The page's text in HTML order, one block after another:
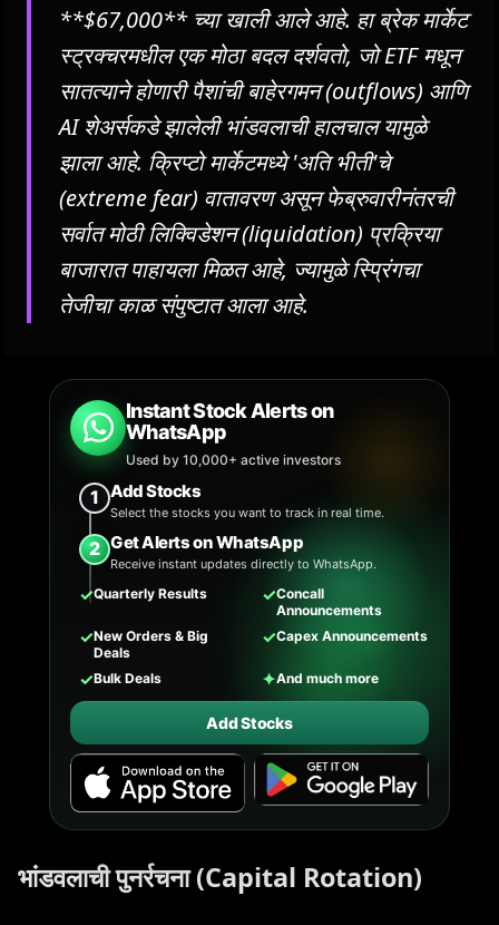
**$67,000** च्या खाली आले आहे. हा ब्रेक मार्केट
स्ट्रक्चरमधील एक मोठा बदल दर्शवतो, जो ETF मधून
सातत्याने होणारी पैशांची बाहेरगमन (outflows) आणि
AI शेअर्सकडे झालेली भांडवलाची हालचाल यामुळे
झाला आहे. क्रिप्टो मार्केटमध्ये 'अति भीती'चे
(extreme fear) वातावरण असून फेब्रुवारीनंतरची
सर्वात मोठी लिक्विडेशन (liquidation) प्रक्रिया
बाजारात पाहायला मिळत आहे, ज्यामुळे स्प्रिंगचा
तेजीचा काळ संपुष्टात आला आहे.
Instant Stock Alerts on
WhatsApp
Used by 10,000+ active investors
1 Add Stocks
Select the stocks you want to track in real time.
2 Get Alerts on WhatsApp
Receive instant updates directly to WhatsApp.
✓Quarterly Results ✓Concall
Announcements
✓New Orders & Big
Deals
✓Capex Announcements
✓Bulk Deals ✦And much more
Add Stocks
भांडवलाची पुनर्रचना (Capital Rotation)